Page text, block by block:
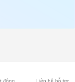
động Liên hệ hỗ trợ